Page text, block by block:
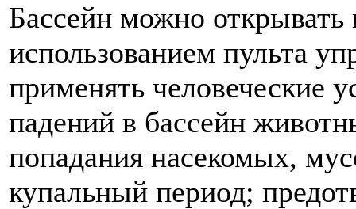
Бассейн можно открывать
использованием пульта
применять человеческие
падений в бассейн
попадания насекомых,
купальный период;